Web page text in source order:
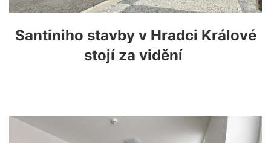
Santiniho stavby v Hradci Králové
stojí za vidění